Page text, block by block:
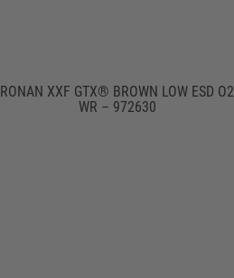
RONAN XXF GTX® BROWN LOW ESD O2
WR – 972630